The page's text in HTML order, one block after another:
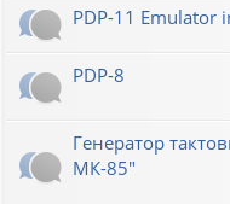
PDP-11 Emulator
PDP-8
Генератор
МК-85"